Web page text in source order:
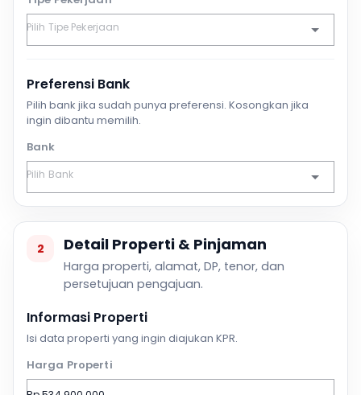
Preferensi Bank
Pilih bank jika sudah punya preferensi. Kosongkan jika
ingin dibantu memilih.
Bank
2 Detail Properti & Pinjaman
Harga properti, alamat, DP, tenor, dan
persetujuan pengajuan.
Informasi Properti
Isi data properti yang ingin diajukan KPR.
Harga Properti